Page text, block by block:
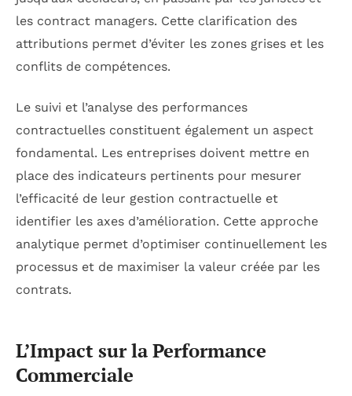
les contract managers. Cette clarification des
attributions permet d’éviter les zones grises et les
conflits de compétences.
Le suivi et l’analyse des performances
contractuelles constituent également un aspect
fondamental. Les entreprises doivent mettre en
place des indicateurs pertinents pour mesurer
l’efficacité de leur gestion contractuelle et
identifier les axes d’amélioration. Cette approche
analytique permet d’optimiser continuellement les
processus et de maximiser la valeur créée par les
contrats.
L’Impact sur la Performance
Commerciale